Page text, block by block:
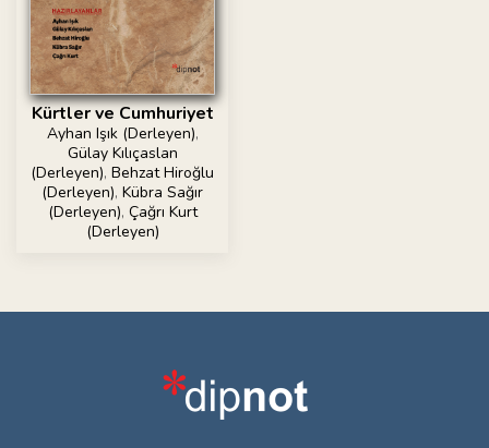
Kürtler ve Cumhuriyet
Ayhan Işık (Derleyen),
Gülay Kılıçaslan
(Derleyen), Behzat Hiroğlu
(Derleyen), Kübra Sağır
(Derleyen), Çağrı Kurt
(Derleyen)